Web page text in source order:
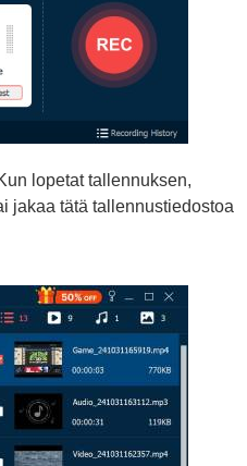
lopetat tallennuksen,
jakaa tätä tallennustiedostoa